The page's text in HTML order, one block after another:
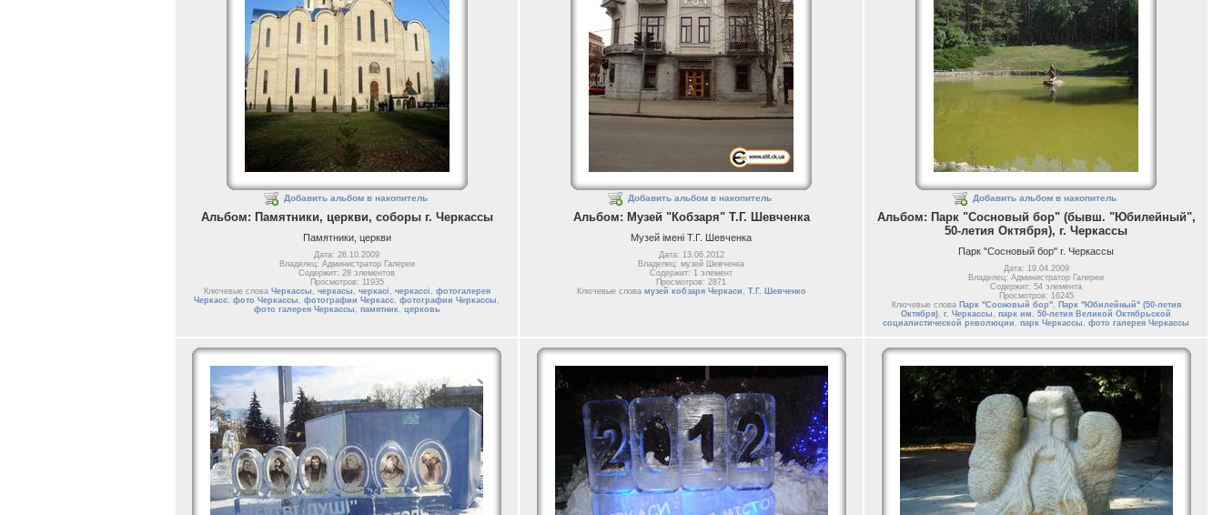
Добавить альбом в накопитель
Альбом: Памятники, церкви, соборы г. Черкассы
Памятники, церкви
Дата: 26.10.2009
Владелец: Администратор Галереи
Содержит: 28 элементов
Просмотров: 11935
Ключевые слова Черкассы , черкасы , черкасі , черкассі , фотогалерея
Черкасс, фото Черкассы , фотографии Черкасс, фотографии Черкассы ,
фото галерея Черкассы , памятник, церковь
Добавить альбом в накопитель
Альбом: Музей "Кобзаря" Т.Г. Шевченка
Музей імені Т.Г. Шевченка
Дата: 13.06.2012
Владелец: музей Шевченка
Содержит: 1 элемент
Просмотров: 2871
Ключевые слова музей кобзаря Черкаси , Т.Г. Шевченко
Добавить альбом в накопитель
Альбом: Парк "Сосновый бор" (бывш. "Юбилейный",
50-летия Октября), г. Черкассы
Парк "Сосновый бор" г. Черкассы
Дата: 19.04.2009
Владелец: Администратор Галереи
Содержит: 54 элемента
Просмотров: 16245
Ключевые слова Парк "Сосновый бор", Парк "Юбилейный" (50-летия
Октября), г. Черкассы , парк им. 50-летия Великой Октябрьской
социалистической революции , парк Черкассы , фото галерея Черкассы